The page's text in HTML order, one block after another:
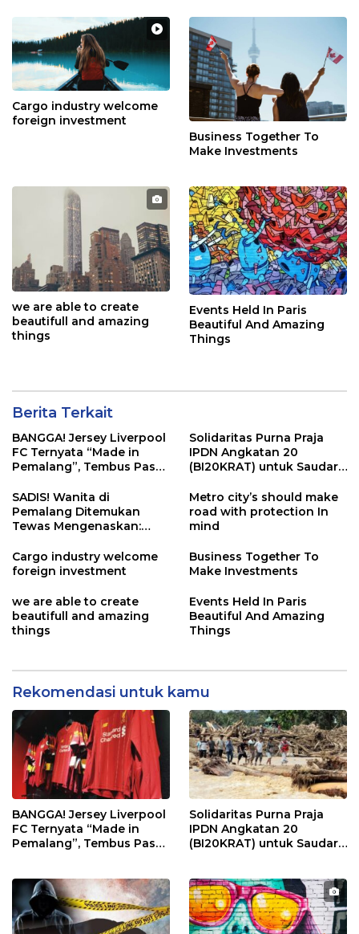
Cargo industry welcome
foreign investment
Business Together To
Make Investments
we are able to create
beautifull and amazing
things
Events Held In Paris
Beautiful And Amazing
Things
Berita Terkait
BANGGA! Jersey Liverpool
FC Ternyata “Made in
Pemalang”, Tembus Pasar
Solidaritas Purna Praja
IPDN Angkatan 20
(BI20KRAT) untuk Saudara
Sumatra
SADIS! Wanita di
Pemalang Ditemukan
Tewas Mengenaskan:
Dibungkus Plastik.
Metro city’s should make
road with protection In
mind
Cargo industry welcome
foreign investment
Business Together To
Make Investments
we are able to create
beautifull and amazing
things
Events Held In Paris
Beautiful And Amazing
Things
Rekomendasi untuk kamu
BANGGA! Jersey Liverpool
FC Ternyata “Made in
Pemalang”, Tembus Pasar
Solidaritas Purna Praja
IPDN Angkatan 20
(BI20KRAT) untuk Saudara